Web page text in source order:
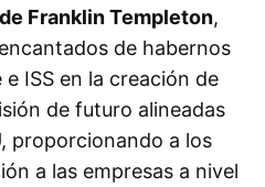
Franklin Templeton,
de habernos
ISS en la creación de
de futuro alineadas
proporcionando a los
a las empresas a nivel